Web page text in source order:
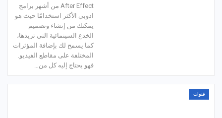
After Effect من أشهر برامج
ادوبي الأكثر استخدامًا حيث هو
يمكنك من إنشاء وتصميم
الخدع السينمائية التي تريدها،
كما يسمح لك بإضافة المؤثرات
المختلفة على مقاطع الفيديو.
فهو يحتاج إليه كل من…
قنوات